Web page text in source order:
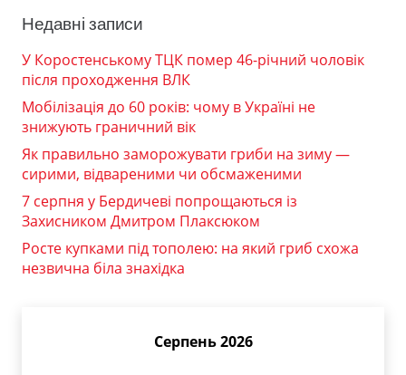
Недавні записи
У Коростенському ТЦК помер 46-річний чоловік
після проходження ВЛК
Мобілізація до 60 років: чому в Україні не
знижують граничний вік
Як правильно заморожувати гриби на зиму —
сирими, відвареними чи обсмаженими
7 серпня у Бердичеві попрощаються із
Захисником Дмитром Плаксюком
Росте купками під тополею: на який гриб схожа
незвична біла знахідка
Серпень 2026